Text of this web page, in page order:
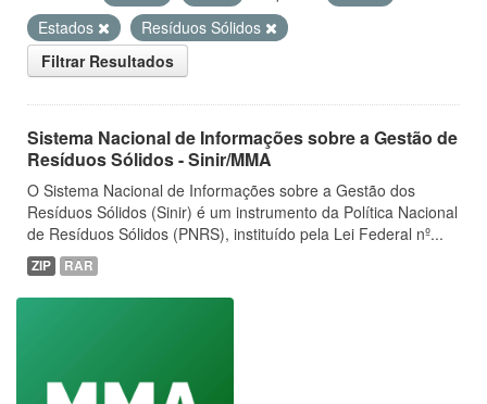
Estados
Resíduos Sólidos
Filtrar Resultados
Sistema Nacional de Informações sobre a Gestão de
Resíduos Sólidos - Sinir/MMA
O Sistema Nacional de Informações sobre a Gestão dos
Resíduos Sólidos (Sinir) é um instrumento da Política Nacional
de Resíduos Sólidos (PNRS), instituído pela Lei Federal nº...
ZIP RAR